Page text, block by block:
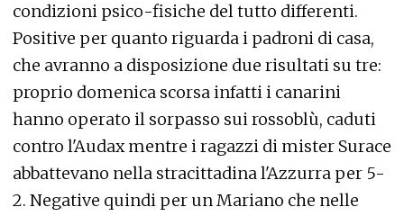
condizioni psico-fisiche del tutto differenti.
Positive per quanto riguarda i padroni di casa,
che avranno a disposizione due risultati su tre:
proprio domenica scorsa infatti i canarini
hanno operato il sorpasso sui rossoblù, caduti
contro l'Audax mentre i ragazzi di mister Surace
abbattevano nella stracittadina l'Azzurra per 5-
2. Negative quindi per un Mariano che nelle